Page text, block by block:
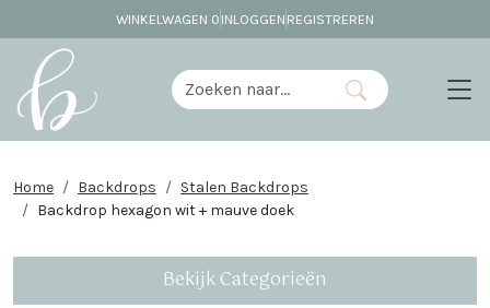
WINKELWAGEN 0 INLOGGEN REGISTREREN
Home Backdrops
Stalen Backdrops
Backdrop hexagon wit + mauve doek
Bekijk Categorieën